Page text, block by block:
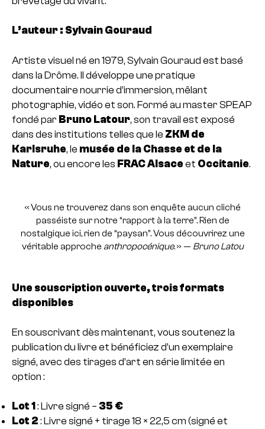
L’auteur : Sylvain Gouraud
Artiste visuel né en 1979, Sylvain Gouraud est basé
dans la Drôme. Il développe une pratique
documentaire nourrie d’immersion, mêlant
photographie, vidéo et son. Formé au master SPEAP
fondé par Bruno Latour, son travail est exposé
dans des institutions telles que le ZKM de
Karlsruhe, le musée de la Chasse et de la
Nature, ou encore les FRAC Alsace et Occitanie.
« Vous ne trouverez dans son enquête aucun cliché
passéiste sur notre “rapport à la terre”. Rien de
nostalgique ici, rien de “paysan”. Vous découvrirez une
véritable approche anthropocénique. » — Bruno Latou
Une souscription ouverte, trois formats
disponibles
En souscrivant dès maintenant, vous soutenez la
publication du livre et bénéficiez d’un exemplaire
signé, avec des tirages d’art en série limitée en
option :
Lot 1 : Livre signé – 35 €
Lot 2 : Livre signé + tirage 18 × 22,5 cm (signé et